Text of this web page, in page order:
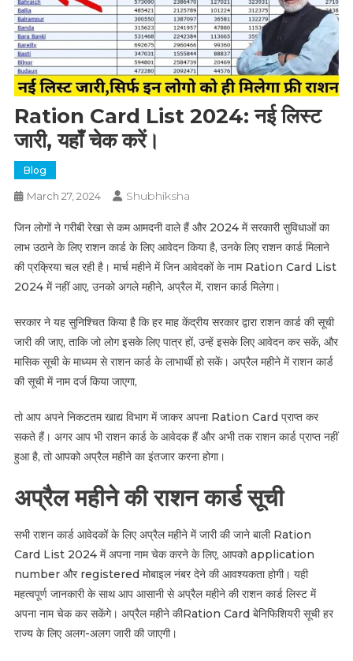
Ration Card List 2024: नई लिस्ट
जारी, यहाँ चेक करें।
Blog
March 27, 2024 Shubhiksha
जिन लोगों ने गरीबी रेखा से कम आमदनी वाले हैं और 2024 में सरकारी सुविधाओं का
लाभ उठाने के लिए राशन कार्ड के लिए आवेदन किया है, उनके लिए राशन कार्ड मिलाने
की प्रक्रिया चल रही है। मार्च महीने में जिन आवेदकों के नाम Ration Card List
2024 में नहीं आए, उनको अगले महीने, अप्रैल में, राशन कार्ड मिलेगा।
सरकार ने यह सुनिश्चित किया है कि हर माह केंद्रीय सरकार द्वारा राशन कार्ड की सूची
जारी की जाए, ताकि जो लोग इसके लिए पात्र हों, उन्हें इसके लिए आवेदन कर सकें, और
मासिक सूची के माध्यम से राशन कार्ड के लाभार्थी हो सकें। अप्रैल महीने में राशन कार्ड
की सूची में नाम दर्ज किया जाएगा,
तो आप अपने निकटतम खाद्य विभाग में जाकर अपना Ration Card प्राप्त कर
सकते हैं। अगर आप भी राशन कार्ड के आवेदक हैं और अभी तक राशन कार्ड प्राप्त नहीं
हुआ है, तो आपको अप्रैल महीने का इंतजार करना होगा।
अप्रैल महीने की राशन कार्ड सूची
सभी राशन कार्ड आवेदकों के लिए अप्रैल महीने में जारी की जाने बाली Ration
Card List 2024 में अपना नाम चेक करने के लिए, आपको application
number और registered मोबाइल नंबर देने की आवश्यकता होगी। यही
महत्वपूर्ण जानकारी के साथ आप आसानी से अप्रैल महीने की राशन कार्ड लिस्ट में
अपना नाम चेक कर सकेंगे। अप्रैल महीने कीRation Card बेनिफिशियरी सूची हर
राज्य के लिए अलग-अलग जारी की जाएगी।